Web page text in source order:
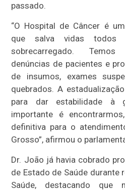
passado.
“O Hospital de Câncer é
que salva vidas
sobrecarregado.
denúncias de pacientes e
de insumos, exames
quebrados. A
para dar estabilidade à
importante é
definitiva para o
Grosso”, afirmou o
Dr. João já havia cobrado
de Estado de Saúde durante
Saúde, destacando que